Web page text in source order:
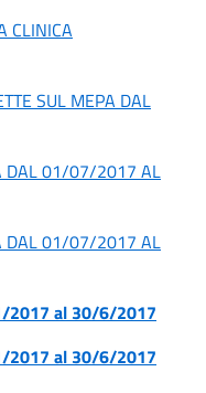
CLINICA
SUL MEPA DAL
DAL 01/07/2017 AL
DAL 01/07/2017 AL
2017 al 30/6/2017
2017 al 30/6/2017